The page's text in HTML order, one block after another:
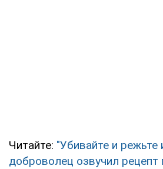
Читайте: "Убивайте и режьте
доброволец озвучил